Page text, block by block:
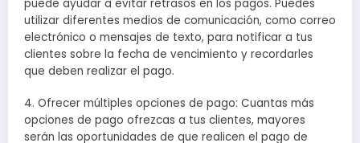
puede ayudar a evitar retrasos en los pagos. Puedes
utilizar diferentes medios de comunicación, como correo
electrónico o mensajes de texto, para notificar a tus
clientes sobre la fecha de vencimiento y recordarles
que deben realizar el pago.
4. Ofrecer múltiples opciones de pago: Cuantas más
opciones de pago ofrezcas a tus clientes, mayores
serán las oportunidades de que realicen el pago de